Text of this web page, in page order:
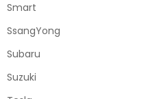
Smart
SsangYong
Subaru
Suzuki